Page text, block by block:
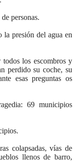
personas.
la presión del agua en
los escombros y
perdido su coche, su
esas preguntas os
69 municipios
colapsadas, vías de
llenos de barro,